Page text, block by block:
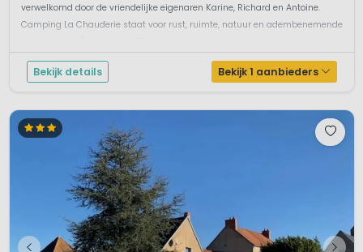
verwelkomd door de vriendelijke eigenaren Karine, Richard en Antoine.
Camping La Chauderie staat voor rust, ruimte, natuur en adembenemende
lekk...
Bekijk details Bekijk 1 aanbieders